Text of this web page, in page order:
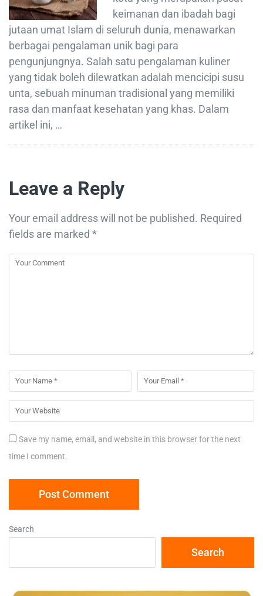
keimanan dan ibadah bagi
jutaan umat Islam di seluruh dunia, menawarkan
berbagai pengalaman unik bagi para
pengunjungnya. Salah satu pengalaman kuliner
yang tidak boleh dilewatkan adalah mencicipi susu
unta, sebuah minuman tradisional yang memiliki
rasa dan manfaat kesehatan yang khas. Dalam
artikel ini, …
Leave a Reply
Your email address will not be published. Required
fields are marked *
Save my name, email, and website in this browser for the next
time I comment.
Search
Search